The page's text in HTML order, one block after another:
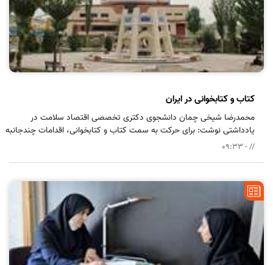
کتاب و کتابخوانی در ایران
// - 09:33
محمدرضا شیخی چمان دانشجوی دکتری تخصصی اقتصاد سلامت در
یادداشتی نوشت: برای حرکت به سمت کتاب و کتابخوانی، اقدامات چندجانبه
وسیعی نیاز است. ورود کتاب به زندگی هر فردی، می‌تواند جامعه را به سمت و